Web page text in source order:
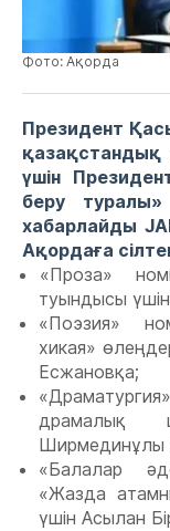
Фото: Ақорда
Президент
үшін
беру
хабарлайды
Ақордаға
«Проза»
туындысы
«Поэзия»
хикая»
Есжановқа;
драмалық
Ширмединұлы
«Балалар
«Жазда
үшін Асылан